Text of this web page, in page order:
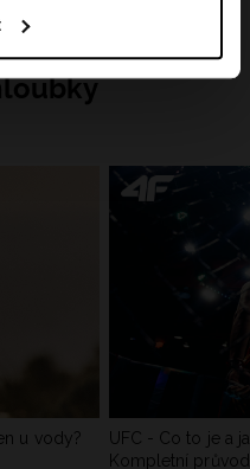
u vody?
UFC - Co to je a
Kompletní